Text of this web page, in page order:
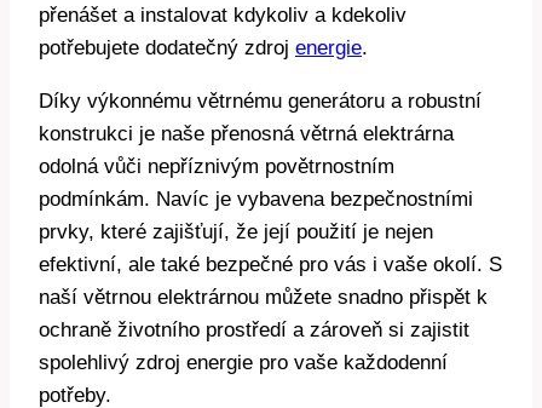
přenášet a instalovat kdykoliv a kdekoliv
potřebujete dodatečný zdroj energie.
Díky výkonnému větrnému generátoru a robustní
konstrukci je naše přenosná větrná elektrárna
odolná vůči nepříznivým povětrnostním
podmínkám. Navíc je vybavena bezpečnostními
prvky, které zajišťují, že její použití je nejen
efektivní, ale také bezpečné pro vás i vaše okolí. S
naší větrnou elektrárnou můžete snadno přispět k
ochraně životního prostředí a zároveň si zajistit
spolehlivý zdroj energie pro vaše každodenní
potřeby.